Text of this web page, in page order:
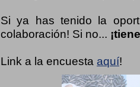
Si ya has tenido la
colaboración! Si no...
Link a la encuesta aquí!